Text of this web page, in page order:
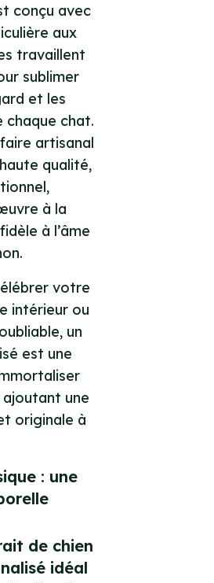
conçu avec
aux
travaillent
sublimer
et les
chat.
artisanal
qualité,
à la
à l’âme
votre
intérieur ou
un
est une
une
originale à
: une
de chien
idéal